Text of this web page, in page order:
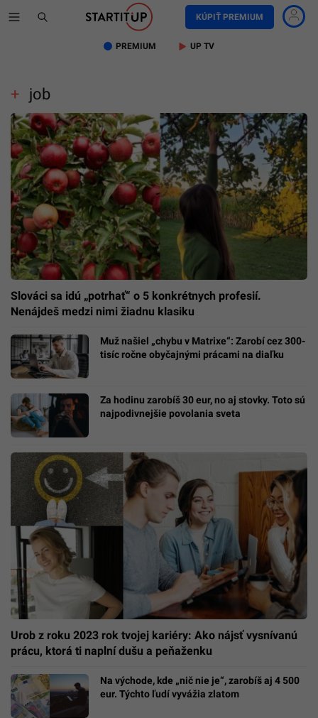
KÚPIŤ PREMIUM
PREMIUM UP TV
job
Slováci sa idú „potrhať“ o 5 konkrétnych profesií.
Nenájdeš medzi nimi žiadnu klasiku
Muž našiel „chybu v Matrixe“: Zarobí cez 300-
tisíc ročne obyčajnými prácami na diaľku
Za hodinu zarobíš 30 eur, no aj stovky. Toto sú
najpodivnejšie povolania sveta
Urob z roku 2023 rok tvojej kariéry: Ako nájsť vysnívanú
prácu, ktorá ti naplní dušu a peňaženku
Na východe, kde „nič nie je“, zarobíš aj 4 500
eur. Týchto ľudí vyvážia zlatom